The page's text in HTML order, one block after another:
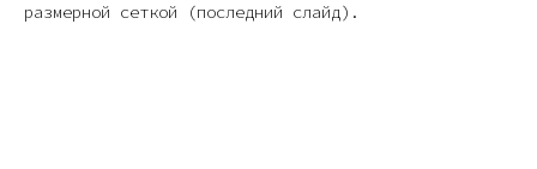
размерной сеткой (последний слайд).